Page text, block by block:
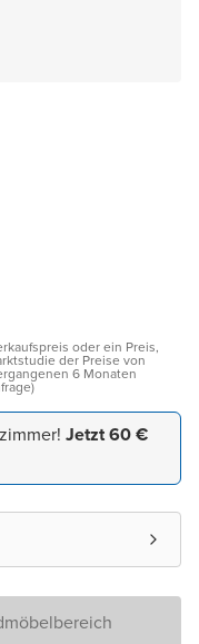
oder ein Preis,
der Preise von
6 Monaten
Jetzt 60 €